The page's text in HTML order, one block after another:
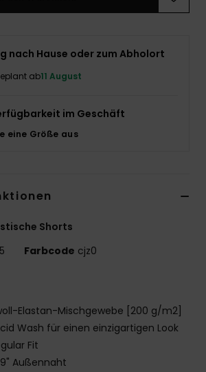
nach Hause oder zum Abholort
ab11 August
im Geschäft
eine Größe aus
Shorts
Farbcode cjz0
Elastan-Mischgewebe [200 g/m2]
Wash für einen einzigartigen Look
Fit
Außennaht